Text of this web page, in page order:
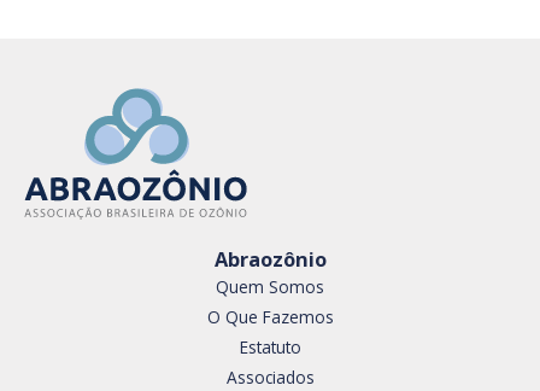
Abraozônio
Quem Somos
O Que Fazemos
Estatuto
Associados